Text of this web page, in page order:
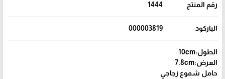
رقم المنتج 1444
الباركود 000003819
الطول:10cm
العرض:7.8cm
حامل شموع زجاجي